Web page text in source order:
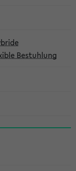
Bestuhlung